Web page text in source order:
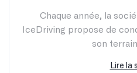
Chaque année, la
IceDriving propose de
son
Lire la